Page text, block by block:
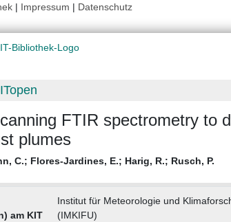
| Impressum | Datenschutz
FTIR spectrometry to
plumes
C.; Flores-Jardines, E.; Harig, R.; Rusch, P.
am KIT
Institut für Meteorologie und
(IMKIFU)